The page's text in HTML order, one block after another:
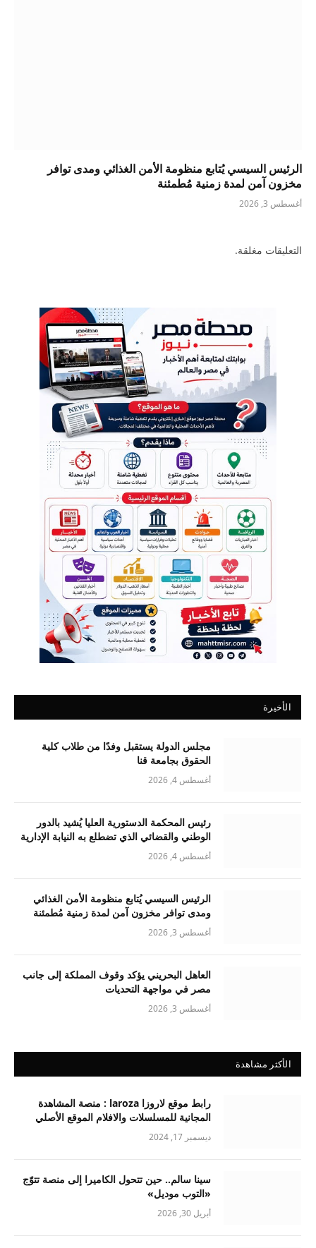
الرئيس السيسي يُتابع منظومة الأمن الغذائي ومدى توافر
مخزون آمن لمدة زمنية مُطمئنة
أغسطس 3, 2026
التعليقات مغلقة.
الأخيرة
مجلس الدولة يستقبل وفدًا من طلاب كلية
الحقوق بجامعة قنا
أغسطس 4, 2026
رئيس المحكمة الدستورية العليا يُشيد بالدور
الوطني والقضائي الذي تضطلع به النيابة الإدارية
أغسطس 4, 2026
الرئيس السيسي يُتابع منظومة الأمن الغذائي
ومدى توافر مخزون آمن لمدة زمنية مُطمئنة
أغسطس 3, 2026
العاهل البحريني يؤكد وقوف المملكة إلى جانب
مصر في مواجهة التحديات
أغسطس 3, 2026
الأكثر مشاهدة
رابط موقع لاروزا laroza : منصة المشاهدة
المجانية للمسلسلات والافلام الموقع الأصلي
ديسمبر 17, 2024
سينا سالم.. حين تتحول الكاميرا إلى منصة تتوّج
«التوب موديل»
أبريل 30, 2026